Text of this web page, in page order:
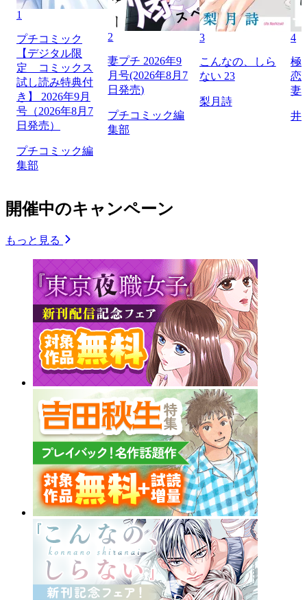
1
プチコミック
【デジタル限
定 コミックス
試し読み特典付
き】 2026年9月
号（2026年8月7
日発売）
プチコミック編
集部
2
妻プチ 2026年9
月号(2026年8月7
日発売)
プチコミック編
集部
3
こんなの、しら
ない 23
梨月詩
4
極
恋
妻
井
開催中のキャンペーン
もっと見る